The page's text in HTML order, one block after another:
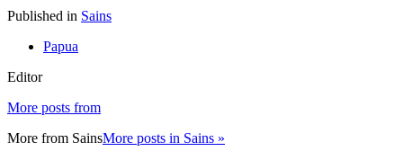
Published in Sains
Papua
Editor
More posts from
More from SainsMore posts in Sains »